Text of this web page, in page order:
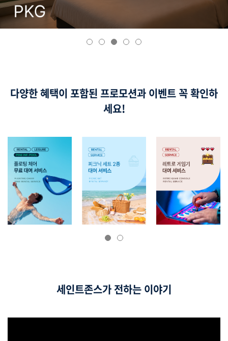
다양한 혜택이 포함된 프로모션과 이벤트 꼭 확인하
세요!
세인트존스가 전하는 이야기